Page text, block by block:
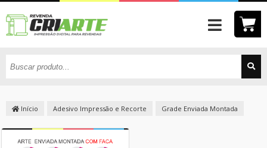
Início Adesivo Impressão e Recorte Grade Enviada Montada